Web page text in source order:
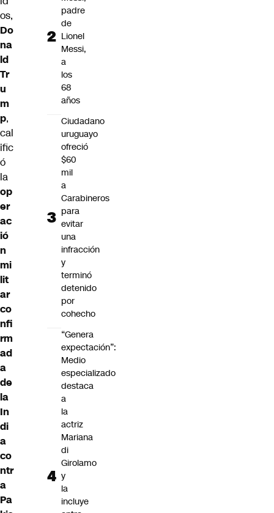
os,
Do
na
ld
Tr
u
m
p,
cal
ific
ó
la
op
er
ac
ió
n
mi
lit
ar
co
nfi
rm
ad
a
de
la
In
di
a
co
ntr
a
Pa
padre
de
Lionel
Messi,
a
los
68
años
Ciudadano
uruguayo
ofreció
$60
mil
a
Carabineros
para
evitar
una
infracción
y
terminó
detenido
por
cohecho
“Genera
expectación”:
Medio
especializado
destaca
a
la
actriz
Mariana
di
Girolamo
y
la
incluye